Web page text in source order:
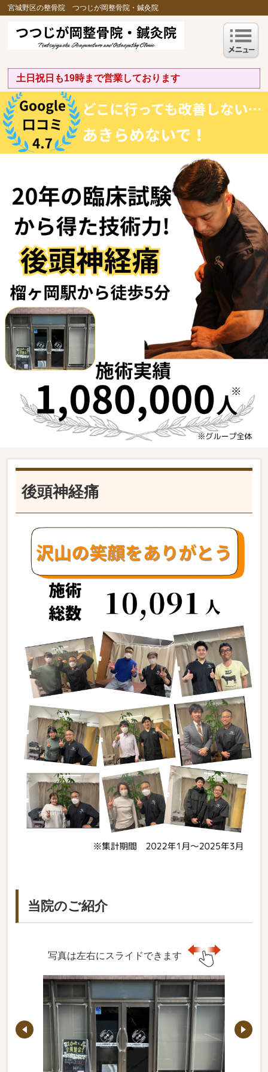
宮城野区の整骨院 つつじが岡整骨院・鍼灸院
土日祝日も19時まで営業しております
後頭神経痛
当院のご紹介
写真は左右にスライドできます